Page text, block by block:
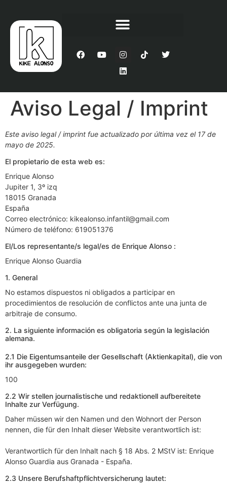
Aviso Legal / Imprint
Este aviso legal / imprint fue actualizado por última vez el 17 de
mayo de 2025.
El propietario de esta web es:
Enrique Alonso
Jupiter 1, 3º izq
18015 Granada
España
Correo electrónico: kikealonso.infantil@gmail.com
Número de teléfono: 619051376
El/Los representante/s legal/es de Enrique Alonso :
Enrique Alonso Guardia
1. General
No estamos dispuestos ni obligados a participar en
procedimientos de resolución de conflictos ante una junta de
arbitraje de consumo.
2. La siguiente información es obligatoria según la legislación
alemana.
2.1 Die Eigentumsanteile der Gesellschaft (Aktienkapital), die von
ihr ausgegeben wurden:
100
2.2 Wir stellen journalistische und redaktionell aufbereitete
Inhalte zur Verfügung.
Daher müssen wir den Namen und den Wohnort der Person
nennen, die für den Inhalt dieser Website verantwortlich ist:
Verantwortlich für den Inhalt nach § 18 Abs. 2 MStV ist: Enrique
Alonso Guardia aus Granada - España.
2.3 Unsere Berufshaftpflichtversicherung lautet: